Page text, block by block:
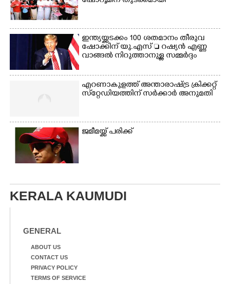
ഇന്ത്യയ്ക്കടക്കം 100 ശതമാനം തീരുവ
ഷോക്കിന് യു.എസ്  റഷ്യൻ എണ്ണ
വാങ്ങൽ നിറുത്താനുള്ള സമ്മർദ്ദം
എറണാകുളത്ത് അന്താരാഷ്ട്ര ക്രിക്കറ്റ്
സ്‌റ്റേഡിയത്തിന് സർക്കാർ അനുമതി
ജമീമയ്ക്ക് പരിക്ക്
KERALA KAUMUDI
GENERAL
ABOUT US
CONTACT US
PRIVACY POLICY
TERMS OF SERVICE